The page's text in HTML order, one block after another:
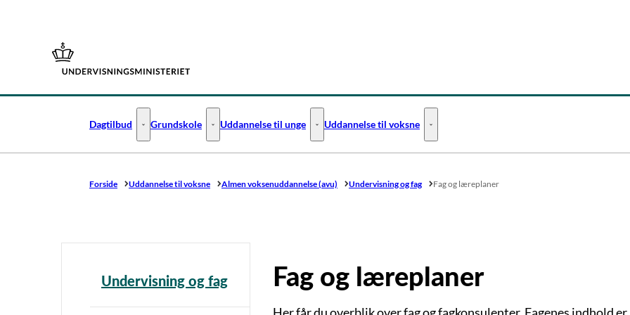
Gå til forsiden
Dagtilbud Dagtilbud - Flere links
Grundskole Grundskole - Flere links
Uddannelse til unge Uddannelse til unge - Flere links
Uddannelse til voksne Uddannelse til voksne - Flere links
Forside Uddannelse til voksne Almen voksenuddannelse (avu) Undervisning og fag Fag og læreplaner
Undervisning og fag Fag og læreplaner